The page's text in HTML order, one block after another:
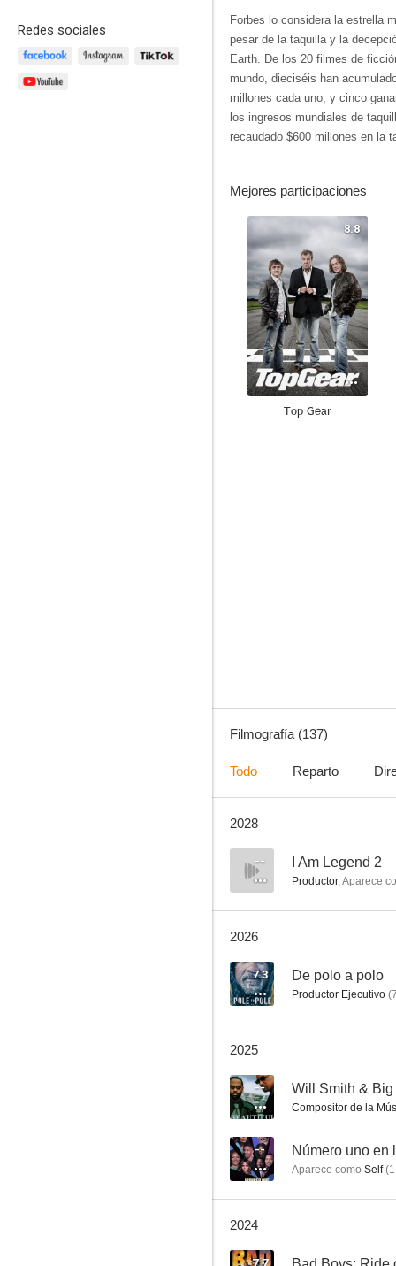
Redes sociales
Forbes lo considera la estrella
pesar de la taquilla y la
Earth. De los 20 filmes de
mundo, dieciséis han
millones cada uno, y cinco
los ingresos mundiales de
recaudado $600 millones en la
Mejores participaciones
8.8
Top Gear
El método Williams
Filmografía (137)
Todo Reparto
2028
-- I Am Legend 2
Productor,Aparece
2026
7.3 De polo a polo
Productor Ejecutivo (
2025
--
Compositor de la
-- Número uno en
Aparece como Self(1
2024
7.7